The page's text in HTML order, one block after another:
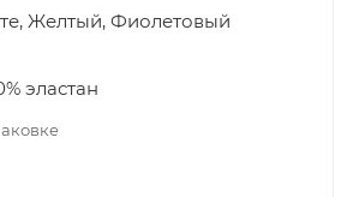
Желтый, Фиолетовый
эластан